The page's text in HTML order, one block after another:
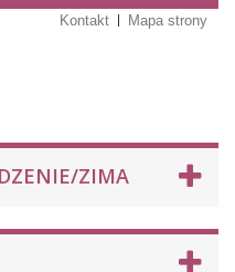
Kontakt Mapa strony
ZIMA